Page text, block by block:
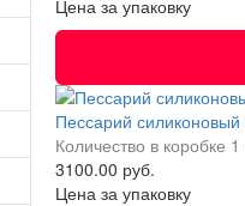
Цена за упаковку
Пессарий
Количество в коробке 1
3100.00 руб.
Цена за упаковку